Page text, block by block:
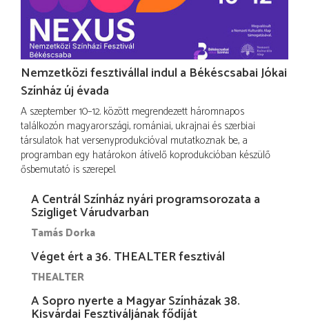
Nemzetközi fesztivállal indul a Békéscsabai Jókai
Színház új évada
A szeptember 10–12. között megrendezett háromnapos
találkozón magyarországi, romániai, ukrajnai és szerbiai
társulatok hat versenyprodukcióval mutatkoznak be, a
programban egy határokon átívelő koprodukcióban készülő
ősbemutató is szerepel.
A Centrál Színház nyári programsorozata a
Szigliget Várudvarban
Tamás Dorka
Véget ért a 36. THEALTER fesztivál
THEALTER
A Sopro nyerte a Magyar Színházak 38.
Kisvárdai Fesztiváljának fődíját